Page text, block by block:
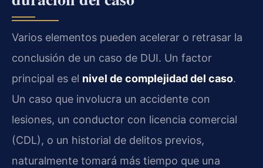
Varios elementos pueden acelerar o retrasar la
conclusión de un caso de DUI. Un factor
principal es el nivel de complejidad del caso.
Un caso que involucra un accidente con
lesiones, un conductor con licencia comercial
(CDL), o un historial de delitos previos,
naturalmente tomará más tiempo que una